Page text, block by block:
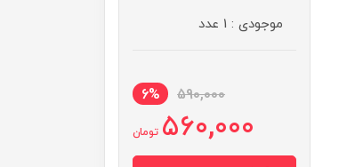
موجودی : 1 عدد
590,000
6%
560,000 تومان